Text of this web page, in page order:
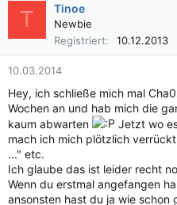
T Tinoe
Newbie
Registriert
10.12.2013
10.03.2014
Hey, ich schließe mich mal
Wochen an und hab mich die
kaum abwarten
Jetzt wo
mach ich mich plötzlich
..." etc.
Ich glaube das ist leider recht
Wenn du erstmal angefangen
ansonsten hast du ja wie